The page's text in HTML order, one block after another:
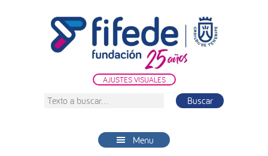
AJUSTES VISUALES
Texto
Menu